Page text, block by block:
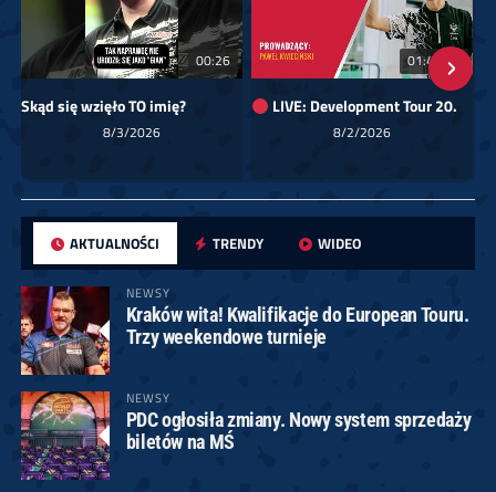
00:26
Skąd się wzięło TO imię?
8/3/2026
01:40:24
LIVE: Development Tour 20.
8/2/2026
AKTUALNOŚCI TRENDY WIDEO
NEWSY
Kraków wita! Kwalifikacje do European Touru.
Trzy weekendowe turnieje
NEWSY
PDC ogłosiła zmiany. Nowy system sprzedaży
biletów na MŚ